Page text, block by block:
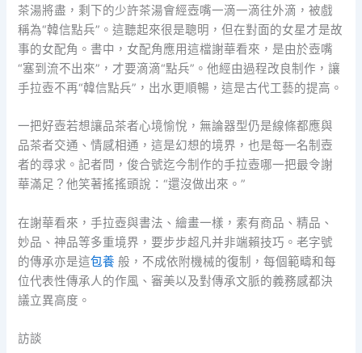
茶湯將盡，剩下的少許茶湯會經壺嘴一滴一滴往外滴，被戲
稱為“韓信點兵”。這聽起來很是聰明，但在對面的女星才是故
事的女配角。書中，女配角應用這檔謝華看來，是由於壺嘴
“塞到流不出來”，才要滴滴“點兵”。他經由過程改良制作，讓
手拉壺不再“韓信點兵”，出水更順暢，這是古代工藝的提高。
一把好壺若想讓品茶者心境愉悅，無論器型仍是線條都應與
品茶者交通、情感相通，這是幻想的境界，也是每一名制壺
者的尋求。記者問，俊合號迄今制作的手拉壺哪一把最令謝
華滿足？他笑著搖搖頭說：“還沒做出來。”
在謝華看來，手拉壺與書法、繪畫一樣，素有商品、精品、
妙品、神品等多重境界，要步步超凡并非端賴技巧。老字號
的傳承亦是這包養 般，不成依附機械的復制，每個範疇和每
位代表性傳承人的作風、審美以及對傳承文脈的義務感都決
議立異高度。
訪談